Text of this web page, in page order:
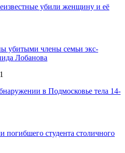
убили женщину и её
убитыми члены семьи экс-
Лобанова
в Подмосковье тела 14-
погибшего студента столичного